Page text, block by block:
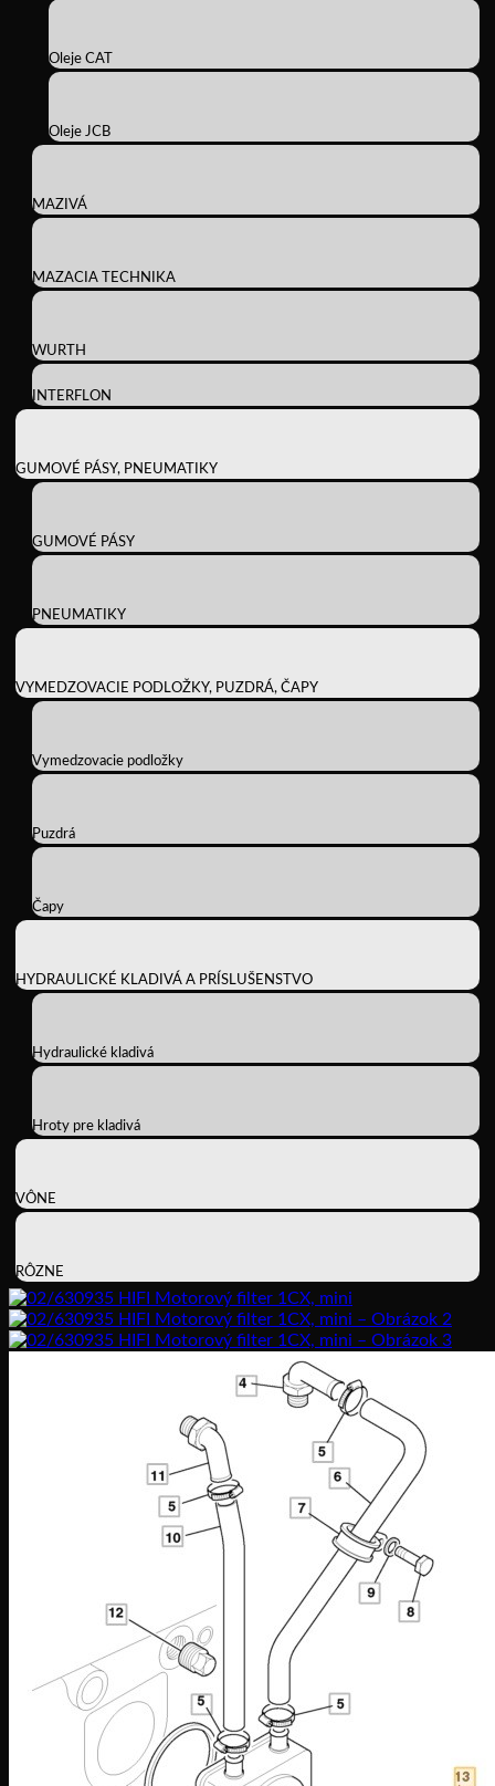
Oleje CAT
Oleje JCB
MAZIVÁ
MAZACIA TECHNIKA
WURTH
INTERFLON
GUMOVÉ PÁSY, PNEUMATIKY
GUMOVÉ PÁSY
PNEUMATIKY
VYMEDZOVACIE PODLOŽKY, PUZDRÁ, ČAPY
Vymedzovacie podložky
Puzdrá
Čapy
HYDRAULICKÉ KLADIVÁ A PRÍSLUŠENSTVO
Hydraulické kladivá
Hroty pre kladivá
VÔNE
RÔZNE